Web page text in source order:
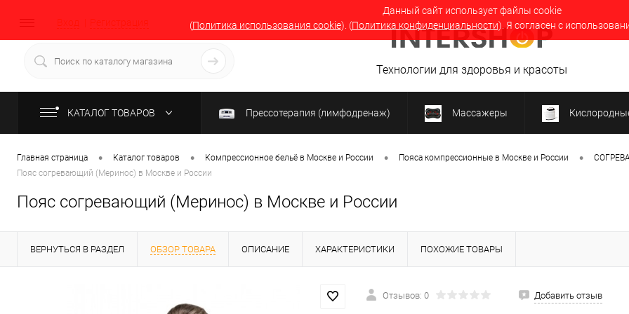
Данный сайт использует файлы cookie
(Политика использования cookie). (Политика конфиденциальности). Я согласен с
Вход Регистрация
Технологии для здоровья и красоты
КАТАЛОГ ТОВАРОВ Прессотерапия (лимфодренаж) Массажеры
Главная страница • Каталог товаров • Компрессионное бельё в Москве и России • Пояса компрессионные в Москве и России •
Пояс согревающий (Меринос) в Москве и России
Пояс согревающий (Меринос) в Москве и России
ВЕРНУТЬСЯ В РАЗДЕЛ ОБЗОР ТОВАРА ОПИСАНИЕ ХАРАКТЕРИСТИКИ ПОХОЖИЕ ТОВАРЫ
Отзывов: 0 Добавить отзыв